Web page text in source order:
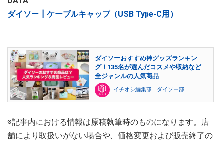
ダイソー┃ケーブルキャップ（USB Type-C用）
ダイソーおすすめ神グッズランキン
グ！135名が選んだコスメや収納など
全ジャンルの人気商品
イチオシ編集部 ダイソー部
※記事内における情報は原稿執筆時のものになります。店
舗により取扱いがない場合や、価格変更および販売終了の